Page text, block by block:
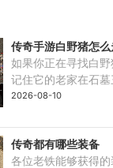
传奇手游白野猪怎么
如果你正在寻找白
记住它的老家在石
这个区域出现。想
的必经之路
2026-08-10
传奇都有哪些装备
各位老铁能够获得